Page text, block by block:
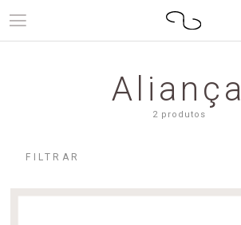
Aliança
2 produtos
FILTRAR